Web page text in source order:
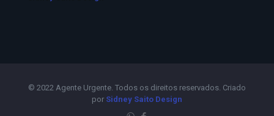
© 2022 Agente Urgente. Todos os direitos reservados. Criado
por Sidney Saito Design